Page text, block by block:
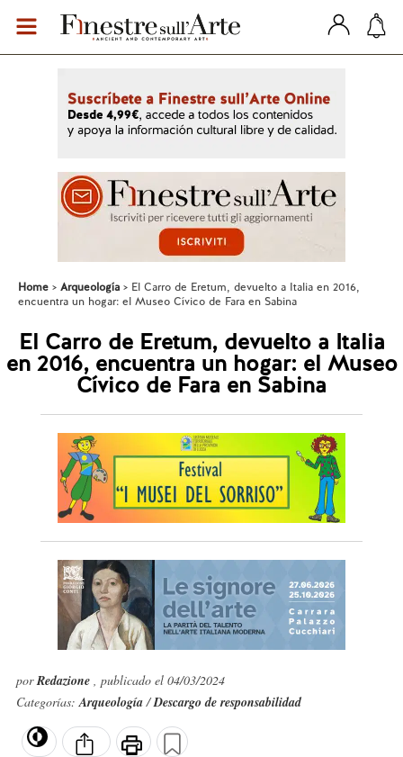
Home Arqueología
El Carro de Eretum, devuelto a Italia en 2016,
encuentra un hogar: el Museo Cívico de Fara en Sabina
El Carro de Eretum, devuelto a Italia
en 2016, encuentra un hogar: el Museo
Cívico de Fara en Sabina
porRedazione , publicado el 04/03/2024
Categorías:Arqueología/Descargo de responsabilidad